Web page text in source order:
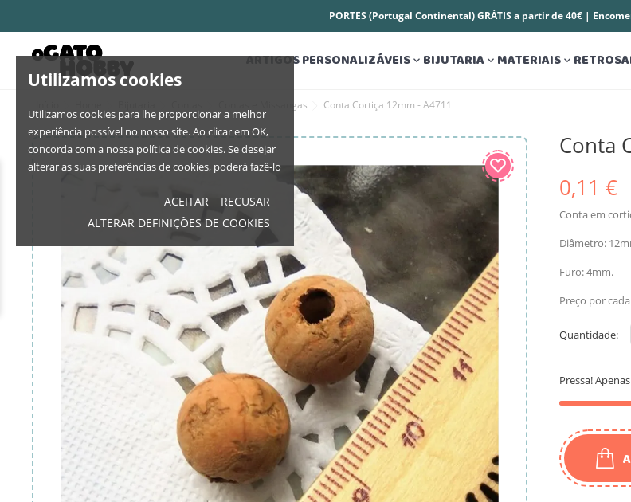
Utilizamos cookies
Utilizamos cookies para lhe proporcionar a melhor
experiência possível no nosso site. Ao clicar em OK,
concorda com a nossa política de cookies. Se desejar
alterar as suas preferências de cookies, poderá fazê-lo
ACEITAR
RECUSAR
ALTERAR DEFINIÇÕES DE COOKIES
PORTES (Portugal Continental) GRÁTIS a partir de 40€ |
ARTIGOS PERSONALIZÁVEIS BIJUTARIA MATERIAIS
Contas e Missangas Conta Cortiça 12mm - A4711
Conta
0,11 €
Conta em
Diâmetro:
Furo: 4mm.
Preço por
Quantidade:
Pressa! Apenas